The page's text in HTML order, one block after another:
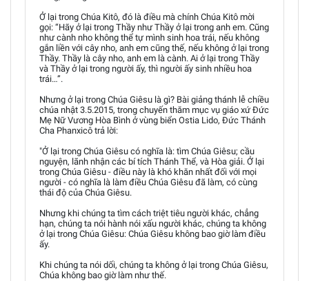
Ở lại trong Chúa Kitô, đó là điều mà chính Chúa Kitô mời
gọi: “Hãy ở lại trong Thầy như Thầy ở lại trong anh em. Cũng
như cành nho không thể tự mình sinh hoa trái, nếu không
gắn liền với cây nho, anh em cũng thế, nếu không ở lại trong
Thầy. Thầy là cây nho, anh em là cành. Ai ở lại trong Thầy
và Thầy ở lại trong người ấy, thì người ấy sinh nhiều hoa
trái…”.
Nhưng ở lại trong Chúa Giêsu là gì? Bài giảng thánh lễ chiều
chúa nhật 3.5.2015, trong chuyến thăm mục vụ giáo xứ Đức
Mẹ Nữ Vương Hòa Bình ở vùng biển Ostia Lido, Đức Thánh
Cha Phanxicô trả lời:
"Ở lại trong Chúa Giêsu có nghĩa là: tìm Chúa Giêsu; cầu
nguyện, lãnh nhận các bí tích Thánh Thể, và Hòa giải. Ở lại
trong Chúa Giêsu - điều này là khó khăn nhất đối với mọi
người - có nghĩa là làm điều Chúa Giêsu đã làm, có cùng
thái độ của Chúa Giêsu.
Nhưng khi chúng ta tìm cách triệt tiêu người khác, chẳng
hạn, chúng ta nói hành nói xấu người khác, chúng ta không
ở lại trong Chúa Giêsu: Chúa Giêsu không bao giờ làm điều
ấy.
Khi chúng ta nói dối, chúng ta không ở lại trong Chúa Giêsu,
Chúa không bao giờ làm như thế.